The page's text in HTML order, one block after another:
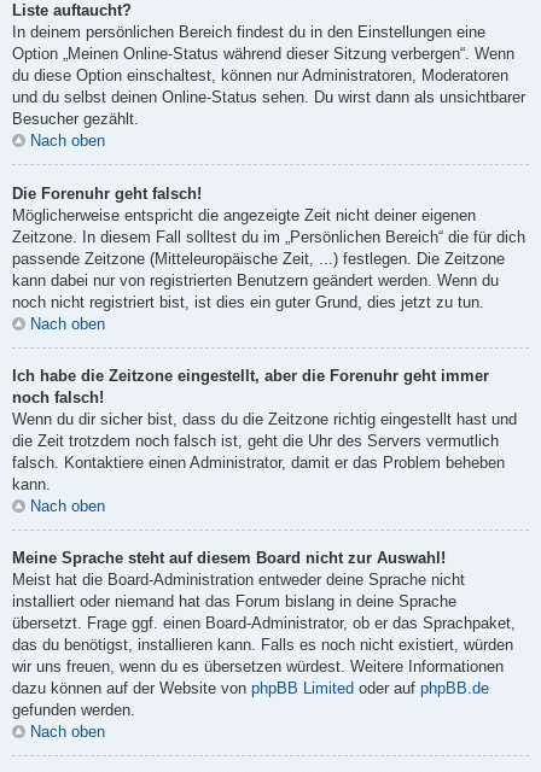
Liste auftaucht?
In deinem persönlichen Bereich findest du in den Einstellungen eine
Option „Meinen Online-Status während dieser Sitzung verbergen“. Wenn
du diese Option einschaltest, können nur Administratoren, Moderatoren
und du selbst deinen Online-Status sehen. Du wirst dann als unsichtbarer
Besucher gezählt.
Nach oben
Die Forenuhr geht falsch!
Möglicherweise entspricht die angezeigte Zeit nicht deiner eigenen
Zeitzone. In diesem Fall solltest du im „Persönlichen Bereich“ die für dich
passende Zeitzone (Mitteleuropäische Zeit, ...) festlegen. Die Zeitzone
kann dabei nur von registrierten Benutzern geändert werden. Wenn du
noch nicht registriert bist, ist dies ein guter Grund, dies jetzt zu tun.
Nach oben
Ich habe die Zeitzone eingestellt, aber die Forenuhr geht immer
noch falsch!
Wenn du dir sicher bist, dass du die Zeitzone richtig eingestellt hast und
die Zeit trotzdem noch falsch ist, geht die Uhr des Servers vermutlich
falsch. Kontaktiere einen Administrator, damit er das Problem beheben
kann.
Nach oben
Meine Sprache steht auf diesem Board nicht zur Auswahl!
Meist hat die Board-Administration entweder deine Sprache nicht
installiert oder niemand hat das Forum bislang in deine Sprache
übersetzt. Frage ggf. einen Board-Administrator, ob er das Sprachpaket,
das du benötigst, installieren kann. Falls es noch nicht existiert, würden
wir uns freuen, wenn du es übersetzen würdest. Weitere Informationen
dazu können auf der Website von phpBB Limited oder auf phpBB.de
gefunden werden.
Nach oben